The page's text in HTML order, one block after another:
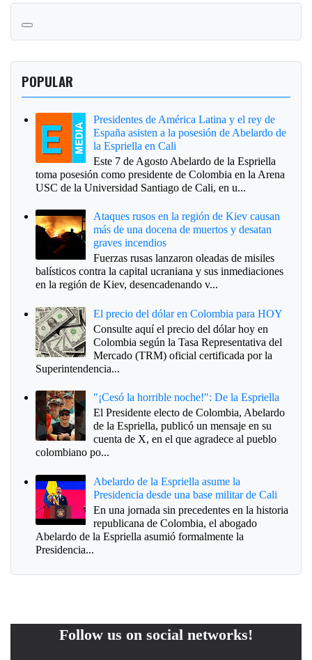
POPULAR
Presidentes de América Latina y el rey de
España asisten a la posesión de Abelardo de
la Espriella en Cali
Este 7 de Agosto Abelardo de la Espriella
toma posesión como presidente de Colombia en la Arena
USC de la Universidad Santiago de Cali, en u...
Ataques rusos en la región de Kiev causan
más de una docena de muertos y desatan
graves incendios
Fuerzas rusas lanzaron oleadas de misiles
balísticos contra la capital ucraniana y sus inmediaciones
en la región de Kiev, desencadenando v...
El precio del dólar en Colombia para HOY
Consulte aquí el precio del dólar hoy en
Colombia según la Tasa Representativa del
Mercado (TRM) oficial certificada por la
Superintendencia...
"¡Cesó la horrible noche!": De la Espriella
El Presidente electo de Colombia, Abelardo
de la Espriella, publicó un mensaje en su
cuenta de X, en el que agradece al pueblo
colombiano po...
Abelardo de la Espriella asume la
Presidencia desde una base militar de Cali
En una jornada sin precedentes en la historia
republicana de Colombia, el abogado
Abelardo de la Espriella asumió formalmente la
Presidencia...
Follow us on social networks!